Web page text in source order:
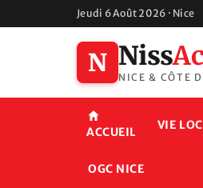
Jeudi 6 Août 2026 · Nice
N Niss
NICE & CÔTE
ACCUEIL VIE
OGC NICE